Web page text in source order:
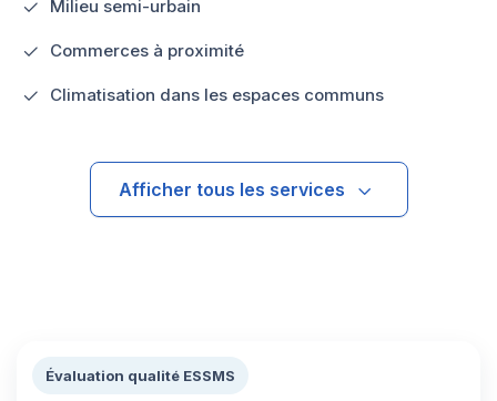
Milieu semi-urbain
Commerces à proximité
Climatisation dans les espaces communs
Afficher tous les services
Évaluation qualité ESSMS